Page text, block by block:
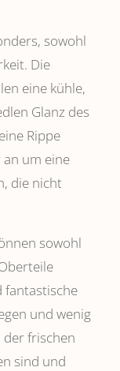
sowohl
Die
eine kühle,
Glanz des
Rippe
um eine
die nicht
sowohl
fantastische
und wenig
der frischen
sind und